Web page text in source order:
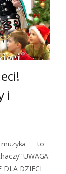
i
muzyka — to
UWAGA:
DLA DZIECI !